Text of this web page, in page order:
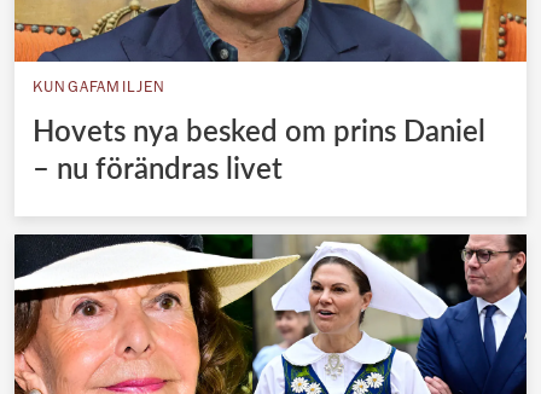
KUNGAFAMILJEN
Hovets nya besked om prins Daniel
– nu förändras livet